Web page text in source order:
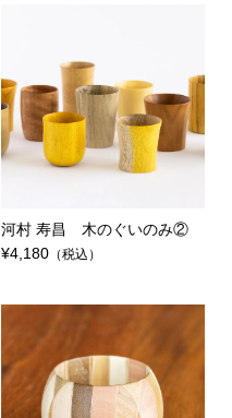
河村 寿昌 木のぐいのみ②
¥4,180 （税込）